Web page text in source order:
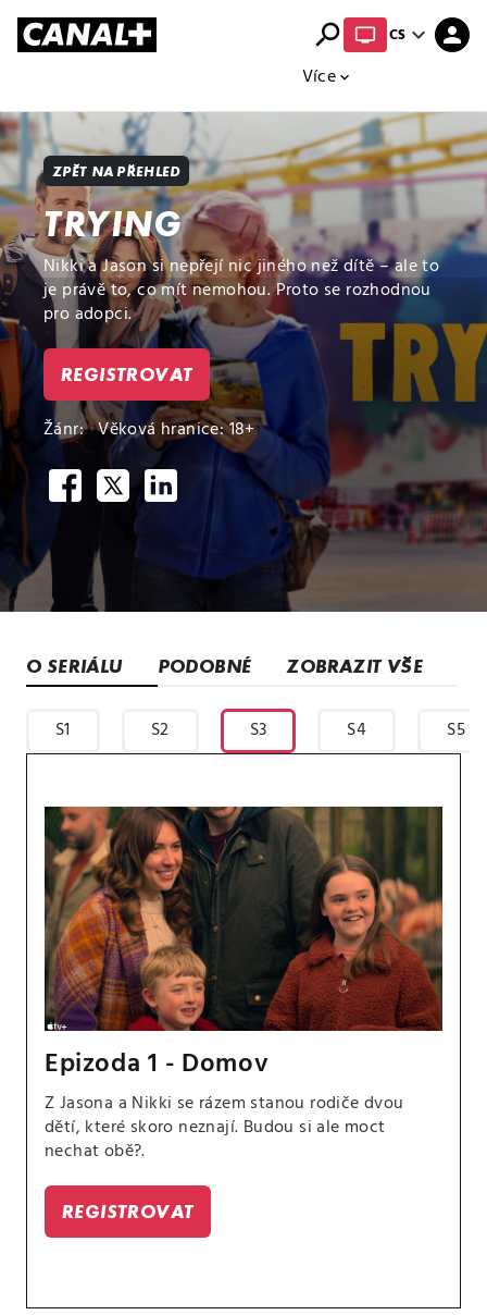
Více expand_more
search CS expand_more person
ZPĚT NA PŘEHLED
TRYING
Nikki a Jason si nepřejí nic jiného než dítě – ale to
je právě to, co mít nemohou. Proto se rozhodnou
pro adopci.
REGISTROVAT
Žánr: Věková hranice: 18+
O SERIÁLU PODOBNÉ ZOBRAZIT VŠE
S1 S2 S3 S4 S5
Epizoda 1 - Domov
Z Jasona a Nikki se rázem stanou rodiče dvou
dětí, které skoro neznají. Budou si ale moct
nechat obě?.
REGISTROVAT